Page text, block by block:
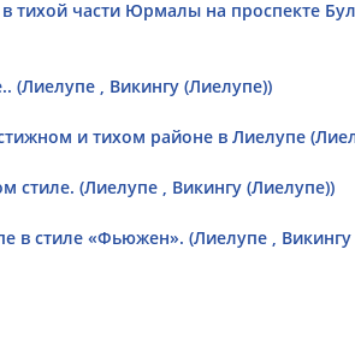
тихой части Юрмалы на проспекте
(Лиелупе , Викингу (Лиелупе))
и тихом районе в Лиелупе
стиле. (Лиелупе , Викингу (Лиелупе))
в стиле «Фьюжен». (Лиелупе , Викингу